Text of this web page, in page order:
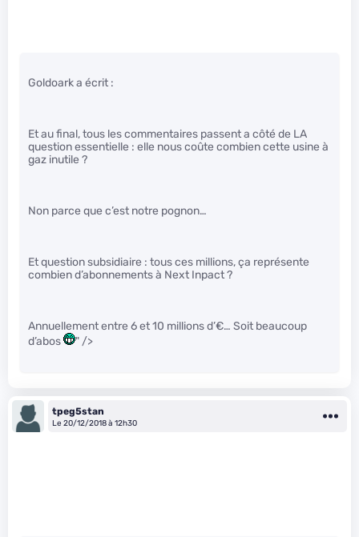
Goldoark a écrit :
Et au final, tous les commentaires passent a côté de LA
question essentielle : elle nous coûte combien cette usine à
gaz inutile ?
Non parce que c’est notre pognon…
Et question subsidiaire : tous ces millions, ça représente
combien d’abonnements à Next Inpact ?
Annuellement entre 6 et 10 millions d’€… Soit beaucoup
d’abos
" />
tpeg5stan
Le 20/12/2018 à 12h30